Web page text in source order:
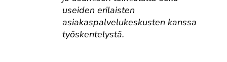
useiden erilaisten
asiakaspalvelukeskusten kanssa
työskentelystä.